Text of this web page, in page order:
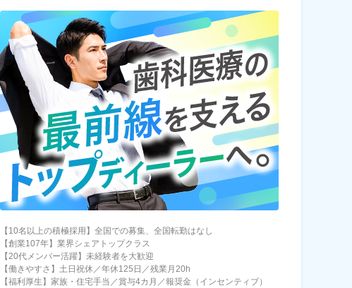
【10名以上の積極採用】全国での募集、全国転勤はなし
【創業107年】業界シェアトップクラス
【20代メンバー活躍】未経験者を大歓迎
【働きやすさ】土日祝休／年休125日／残業月20h
【福利厚生】家族・住宅手当／賞与4カ月／報奨金（インセンティブ）